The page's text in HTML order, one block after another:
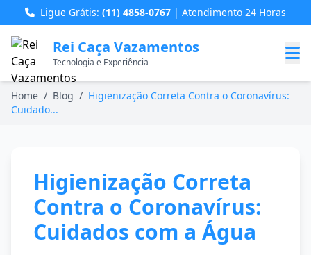
Ligue Grátis: (11) 4858-0767 | Atendimento 24 Horas
Rei Caça Vazamentos
Tecnologia e Experiência
Home / Blog / Higienização Correta Contra o Coronavírus:
Cuidado...
Higienização Correta
Contra o Coronavírus:
Cuidados com a Água